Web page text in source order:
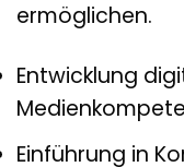
ermöglichen.
Entwicklung
Einführung in